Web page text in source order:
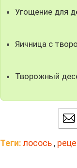
Угощение для
Яичница с
Творожный
Теги: лосось ,